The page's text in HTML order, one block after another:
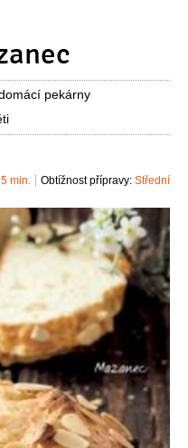
pekárny
Obtížnost přípravy: Střední
min.